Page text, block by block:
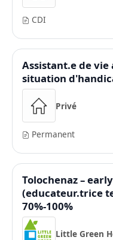
CDI
Assistant.e de
situation
Privé
Permanent
Tolochenaz –
(educateur.trice
70%-100%
Little Green